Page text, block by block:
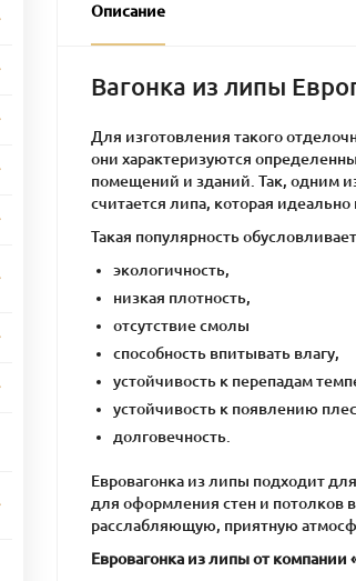
Описание
Вагонка из липы
Для изготовления такого
они характеризуются
помещений и зданий. Так, одним
считается липа, которая
Такая популярность
экологичность,
низкая плотность,
отсутствие смолы
способность впитывать влагу,
устойчивость к перепадам
устойчивость к появлению
долговечность.
Евровагонка из липы подходит
для оформления стен и потолков
расслабляющую, приятную
Евровагонка из липы от